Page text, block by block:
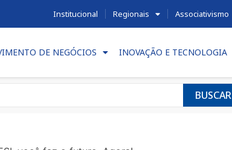
Institucional Regionais Associativismo
DE NEGÓCIOS INOVAÇÃO E TECNOLOGIA
BUSCAR